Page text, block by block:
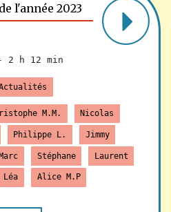
l'année 2023
2 h 12 min
M.M. Nicolas
Philippe L. Jimmy
Stéphane Laurent
Léa Alice M.P